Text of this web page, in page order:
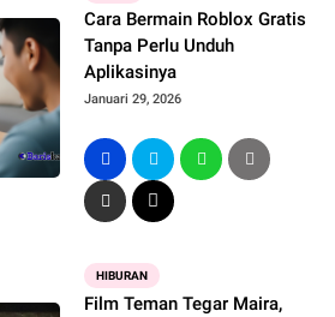
Cara Bermain Roblox Gratis
Tanpa Perlu Unduh
Aplikasinya
Januari 29, 2026
HIBURAN
Film Teman Tegar Maira,